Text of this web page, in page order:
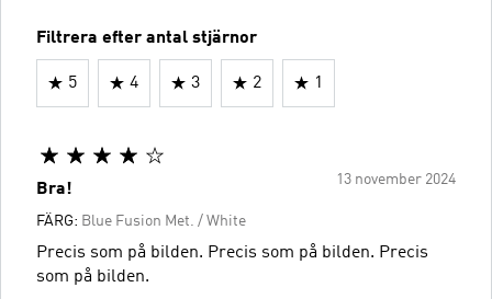
Filtrera efter antal stjärnor
5 4 3 2 1
13 november 2024
Bra!
FÄRG: Blue Fusion Met. / White
Precis som på bilden. Precis som på bilden. Precis
som på bilden.